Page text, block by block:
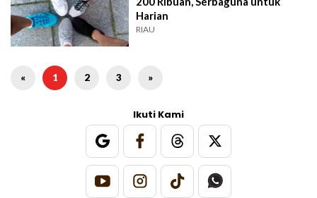
Harian
RIAU
« 1 2 3 »
Ikuti Kami